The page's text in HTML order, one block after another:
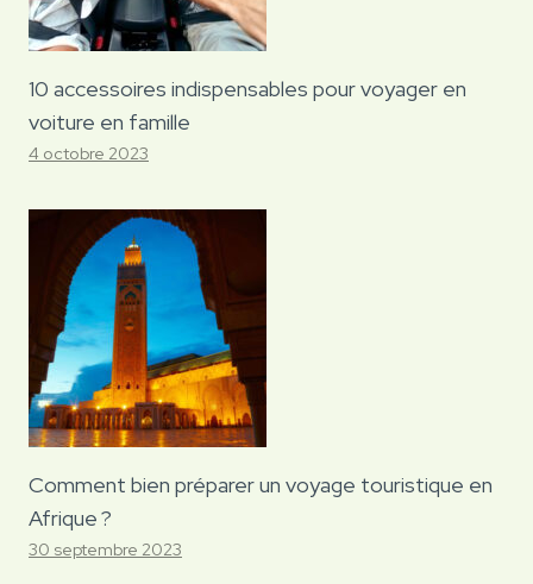
10 accessoires indispensables pour voyager en
voiture en famille
4 octobre 2023
Comment bien préparer un voyage touristique en
Afrique ?
30 septembre 2023